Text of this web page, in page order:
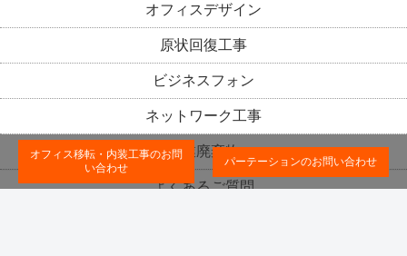
オフィスデザイン
原状回復工事
ビジネスフォン
ネットワーク工事
産業廃棄物
よくあるご質問
オフィス移転・内装工事のお問
い合わせ
パーテーションのお問い合わせ